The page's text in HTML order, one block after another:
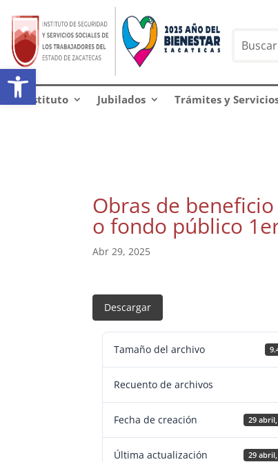
Abrir barra de herramientas
Instituto Jubilados Trámites y
Obras de
o fondo público
Abr 29, 2025
Descargar
Tamaño del archivo
Recuento de archivos
Fecha de creación 29
Última actualización 29